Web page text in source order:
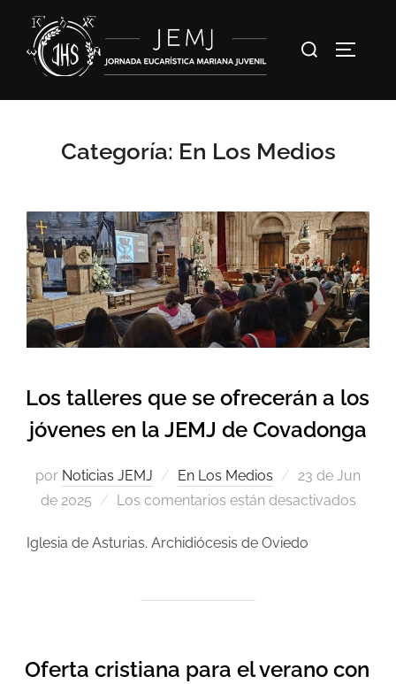
Categoría: En Los Medios
Los talleres que se ofrecerán a los
jóvenes en la JEMJ de Covadonga
por Noticias JEMJ En Los Medios
23 de Jun
de 2025
Los comentarios están desactivados
Iglesia de Asturias. Archidiócesis de Oviedo
Oferta cristiana para el verano con